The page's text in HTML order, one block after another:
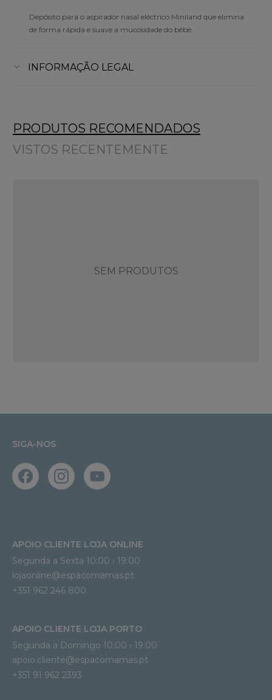
Depósito para o aspirador nasal eléctrico Miniland que elimina
de forma rápida e suave a mucosidade do bébé.
INFORMAÇÃO LEGAL
PRODUTOS RECOMENDADOS
VISTOS RECENTEMENTE
SEM PRODUTOS
SIGA-NOS
APOIO CLIENTE LOJA ONLINE
Segunda a Sexta 10:00 › 19:00
lojaonline@espacomamas.pt
+351 962 246 800
APOIO CLIENTE LOJA PORTO
Segunda a Domingo 10:00 › 19:00
apoio.cliente@espacomamas.pt
+351 91 962 2393